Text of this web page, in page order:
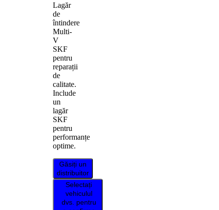
Lagăr
de
întindere
Multi-
V
SKF
pentru
reparații
de
calitate.
Include
un
lagăr
SKF
pentru
performanțe
optime.
Găsiți un
distribuitor
Selectați
vehiculul
dvs. pentru